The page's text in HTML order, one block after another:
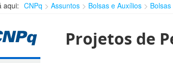
aqui: CNPq Assuntos Bolsas e Auxílios
Projetos de